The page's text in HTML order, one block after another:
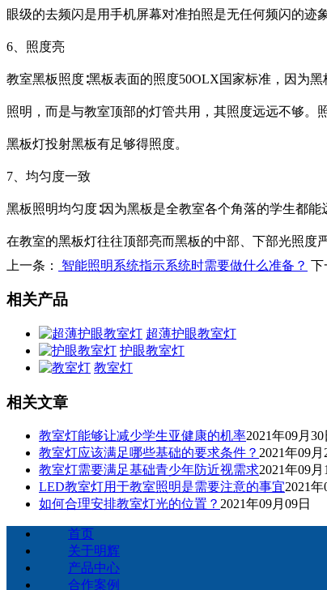
眼级的去频闪是用手机屏幕对准拍照是无任何频闪的迹
6、照度亮
教室黑板照度∶黑板表面的照度50OLX国家标准，因为
照明，而是与教室顶部的灯管共用，其照度远远不够
黑板灯投射黑板有足够得照度。
7、均匀度一致
黑板照明均匀度∶因为黑板是全教室各个角落的学生都
在教室的黑板灯往往顶部亮而黑板的中部、下部光照度
上一条：
智能照明系统指示系统时需要做什么准备？ 下
相关产品
超薄护眼教室灯
护眼教室灯
教室灯
相关文章
教室灯能够让减少学生亚健康的机率2021年09月30
教室灯应该满足哪些基础的要求条件？ 2021年09月
教室灯需要满足基础青少年防近视需求2021年09月
LED教室灯用于教室照明是需要注意的事宜2021年
如何合理安排教室灯光的位置？ 2021年09月09日
首页
关于明辉
产品中心
合作案例